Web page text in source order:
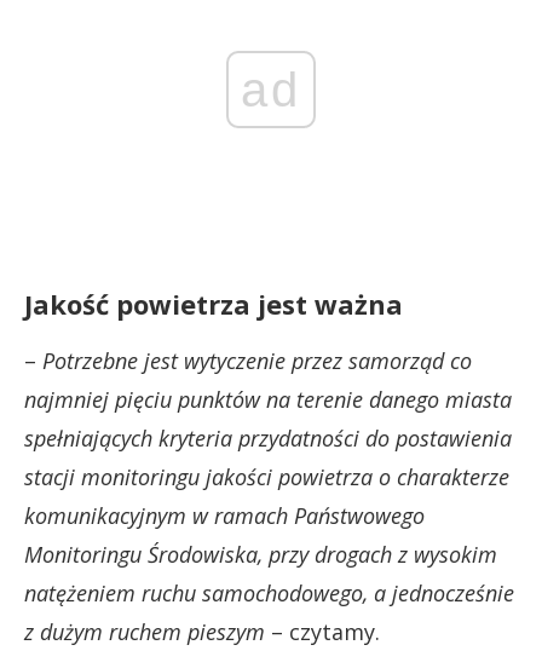
ad
Jakość powietrza jest ważna
– Potrzebne jest wytyczenie przez samorząd co
najmniej pięciu punktów na terenie danego miasta
spełniających kryteria przydatności do postawienia
stacji monitoringu jakości powietrza o charakterze
komunikacyjnym w ramach Państwowego
Monitoringu Środowiska, przy drogach z wysokim
natężeniem ruchu samochodowego, a jednocześnie
z dużym ruchem pieszym – czytamy.